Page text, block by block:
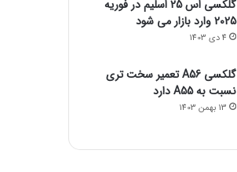
گلکسی اس 25 اسلیم در فوریه
2025 وارد بازار می شود
4 دی 1403
گلکسی A56 تعمیر سخت تری
نسبت به A55 دارد
13 بهمن 1403